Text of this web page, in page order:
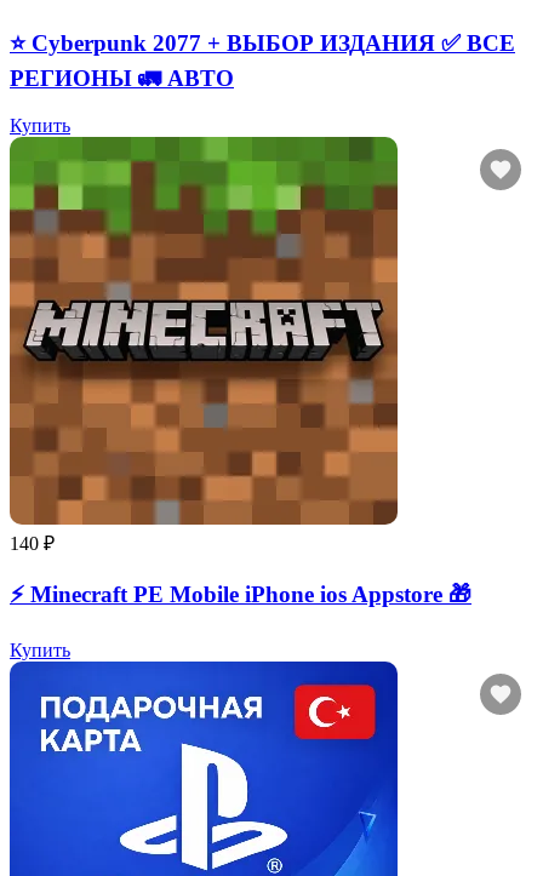
⭐ Cyberpunk 2077 + ВЫБОР ИЗДАНИЯ ✅ ВСЕ
РЕГИОНЫ 🚛 АВТО
Купить
140 ₽
⚡️ Minecraft PE Mobile iPhone ios Appstore 🎁
Купить